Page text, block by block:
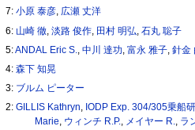
7:小原 泰彦, 広瀬 丈洋
6: 山崎 徹 ,淡路 俊作 田村 明弘 ,石丸 聡子
5:ANDAL Eric S. ,中川 達功 ,富永 雅子 ,針金
4:森下 知晃
3: ブルム ピーター
2:GILLIS Kathryn IODP Exp. 304/305乗船
Marie ウィンチ R.P. メイヤー R. ラ